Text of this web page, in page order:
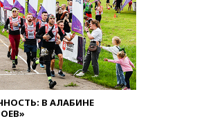
Лесной пожар в 30
от Ванкувера
к эвакуации жителей
Суд обязал Meta
$567 млн по делу о
психическому
детей
Трамп подписал указ
В АЛАБИНЕ